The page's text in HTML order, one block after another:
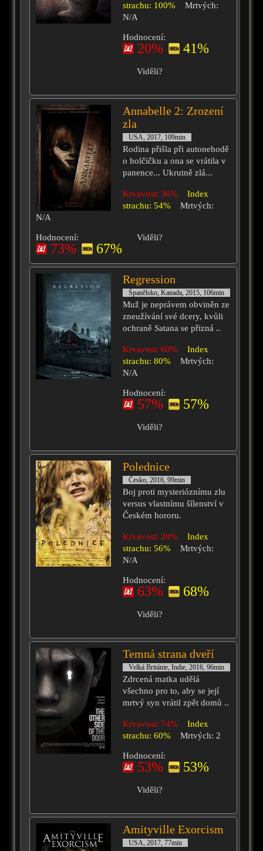
strachu: 100%
Mrtvých:
N/A
Hodnocení:
20% 41%
Viděli?
Annabelle 2: Zrození
zla
USA, 2017, 109min
Rodina přišla při autonehodě
o holčičku a ona se vrátila v
panence... Ukrutně zlá...
Krvavost: 36%
Index
strachu: 54%
Mrtvých:
N/A
Hodnocení:
73% 67%
Viděli?
Regression
Španělsko, Kanada, 2015, 106min
Muž je neprávem obviněn ze
zneužívání své dcery, kvůli
ochraně Satana se přizná ..
Krvavost: 60%
Index
strachu: 80%
Mrtvých:
N/A
Hodnocení:
57% 57%
Viděli?
Polednice
Česko, 2016, 99min
Boj proti mysterióznímu zlu
versus vlastnímu šílenství v
Českém hororu.
Krvavost: 20%
Index
strachu: 56%
Mrtvých:
N/A
Hodnocení:
63% 68%
Viděli?
Temná strana dveří
Velká Británie, Indie, 2016, 96min
Zdrcená matka udělá
všechno pro to, aby se její
mrtvý syn vrátil zpět domů ..
Krvavost: 74%
Index
strachu: 60%
Mrtvých: 2
Hodnocení:
53% 53%
Viděli?
Amityville Exorcism
USA, 2017, 77min